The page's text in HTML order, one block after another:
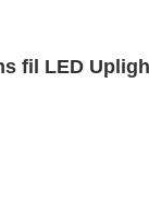
fil LED